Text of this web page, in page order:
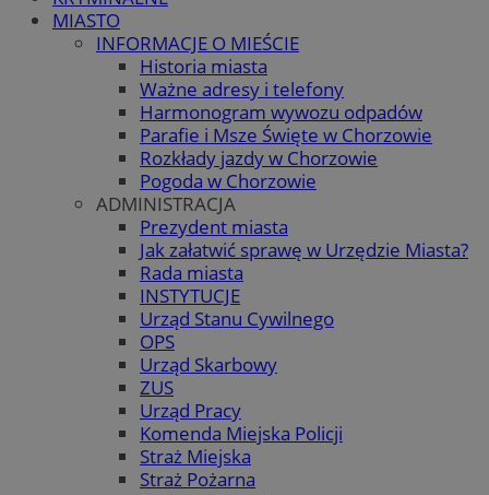
MIASTO
INFORMACJE O MIEŚCIE
Historia miasta
Ważne adresy i telefony
Harmonogram wywozu odpadów
Parafie i Msze Święte w Chorzowie
Rozkłady jazdy w Chorzowie
Pogoda w Chorzowie
ADMINISTRACJA
Prezydent miasta
Jak załatwić sprawę w Urzędzie Miasta?
Rada miasta
INSTYTUCJE
Urząd Stanu Cywilnego
OPS
Urząd Skarbowy
ZUS
Urząd Pracy
Komenda Miejska Policji
Straż Miejska
Straż Pożarna